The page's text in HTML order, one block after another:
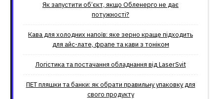
Як запустити об’єкт, якщо Обленерго не дає
потужності?
Кава для холодних напоїв: яке зерно краще підходить
для айс-лате, фрапе та кави з тоніком
Логістика та постачання обладнання від LaserSvit
ПЕТ пляшки та банки: як обрати правильну упаковку для
свого продукту